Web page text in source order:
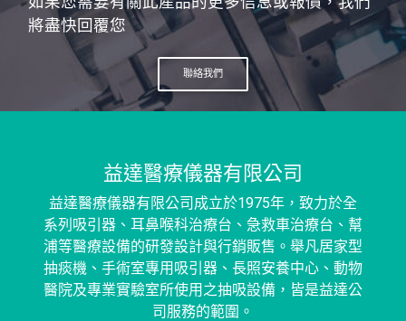
將盡快回覆您
聯絡我們
益達醫療儀器有限公司
益達醫療儀器有限公司成立於1975年，致力於全
系列吸引器、耳鼻喉科治療台、急救車治療台、幫
浦等醫療設備的研發設計與行銷販售。舉凡居家型
抽痰機、手術室專用吸引器、長照安養中心、動物
醫院及專業實驗室所使用之抽吸設備，皆是益達公
司服務的範圍。